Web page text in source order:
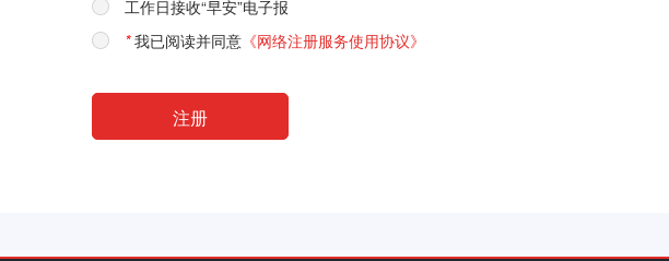
工作日接收“早安”电子报
*我已阅读并同意 《网络注册服务使用协议》